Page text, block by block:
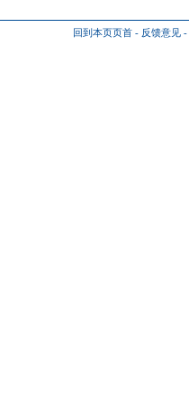
回到本页页首 - 反馈意见 -